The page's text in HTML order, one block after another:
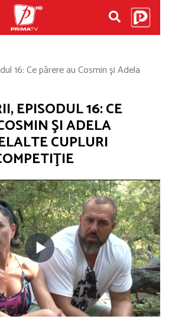
16: Ce părere au Cosmin şi Adela
EPISODUL 16: CE
ŞI ADELA
CUPLURI
Play
Video